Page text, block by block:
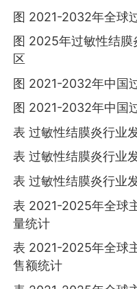
图 2021-2032年全球
图 2025年过敏性结
区
图 2021-2032年中国
图 2021-2032年中国
表 过敏性结膜炎行业
表 过敏性结膜炎行业
表 过敏性结膜炎行业
表 2021-2025年全球
量统计
表 2021-2025年全球
售额统计